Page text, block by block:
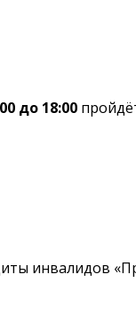
до 18:00
инвалидов